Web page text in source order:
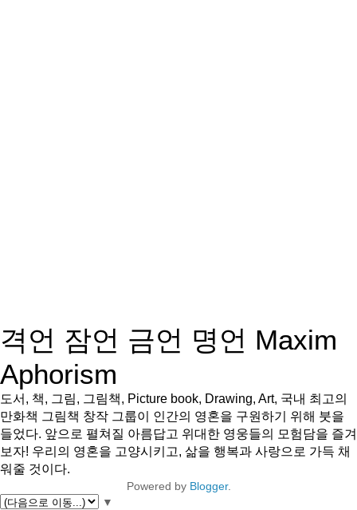
격언 잠언 금언 명언 Maxim
Aphorism
도서, 책, 그림, 그림책, Picture book, Drawing, Art, 국내 최고의
만화책 그림책 창작 그룹이 인간의 영혼을 구원하기 위해 붓을
들었다. 앞으로 펼쳐질 아름답고 위대한 영웅들의 모험담을 즐겨
보자! 우리의 영혼을 고양시키고, 삶을 행복과 사랑으로 가득 채
워줄 것이다.
Powered by Blogger.
▼